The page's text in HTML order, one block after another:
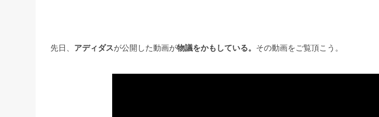
先日、 アディダスが公開した動画が物議をかもしている。 その動画をご覧頂こう。